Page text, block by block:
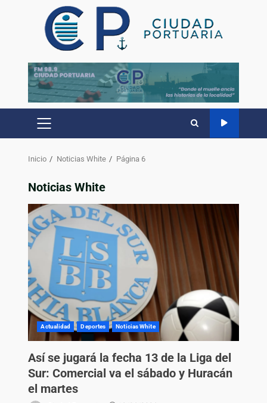
Inicio Noticias White Página 6
Noticias White
Actualidad Deportes Noticias White
Así se jugará la fecha 13 de la Liga del
Sur: Comercial va el sábado y Huracán
el martes